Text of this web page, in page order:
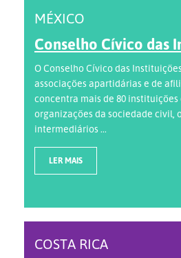
MÉXICO
Conselho Cívico das
O Conselho Cívico das
associações apartidárias e de
concentra mais de 80
organizações da sociedade civil,
intermediários ...
LER MAIS
COSTA RICA